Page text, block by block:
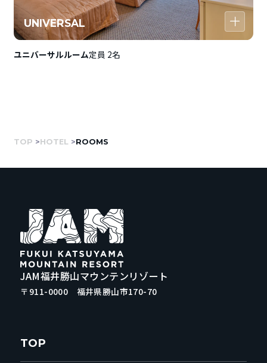
UNIVERSAL
ユニバーサルルーム定員 2名
TOP HOTEL ROOMS
JAM福井勝山マウンテンリゾート
〒911-0000 福井県勝山市170-70
TOP